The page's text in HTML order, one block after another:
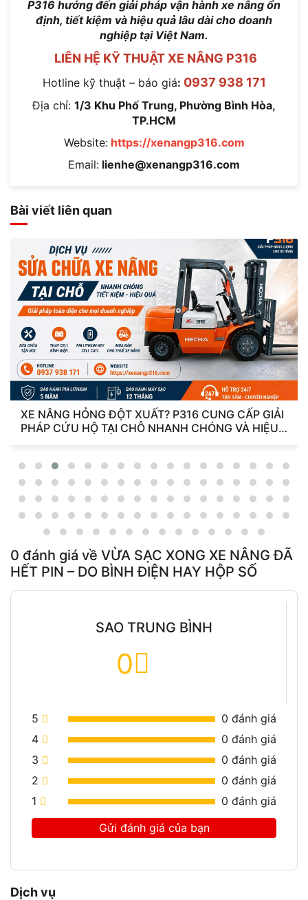
P316 hướng đến giải pháp vận hành xe nâng ổn
định, tiết kiệm và hiệu quả lâu dài cho doanh
nghiệp tại Việt Nam.
LIÊN HỆ KỸ THUẬT XE NÂNG P316
Hotline kỹ thuật – báo giá: 0937 938 171
Địa chỉ: 1/3 Khu Phố Trung, Phường Bình Hòa,
TP.HCM
Website: https://xenangp316.com
Email: lienhe@xenangp316.com
Bài viết liên quan
BMS JK VÀ CELL CATL: BỘ ĐÔI TẠO NÊN HỆ
THỐNG PIN LITHIUM ĐẲNG CẤP
0 đánh giá về VỪA SẠC XONG XE NÂNG ĐÃ
HẾT PIN – DO BÌNH ĐIỆN HAY HỘP SỐ
SAO TRUNG BÌNH
0
5 0 đánh giá
4
0 đánh giá
3
0 đánh giá
2
0 đánh giá
1
0 đánh giá
Gửi đánh giá của bạn
Dịch vụ